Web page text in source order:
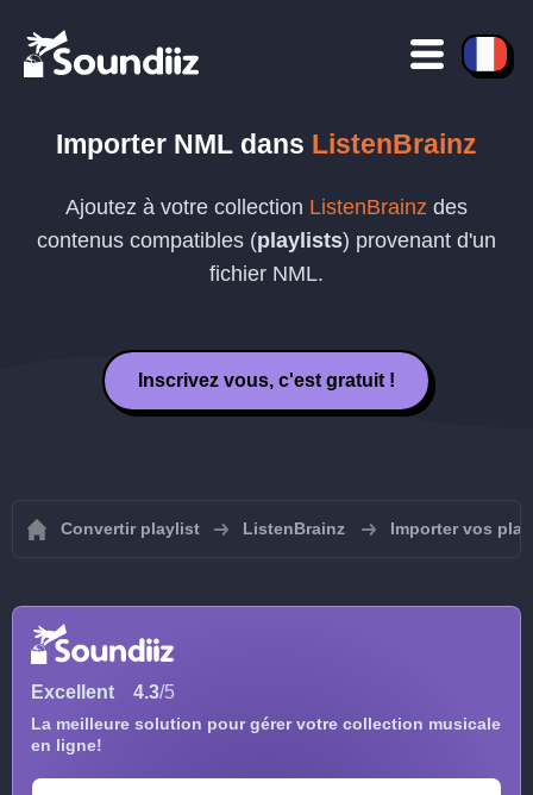
Importer NML dans ListenBrainz
Ajoutez à votre collection ListenBrainz des
contenus compatibles (playlists) provenant d'un
fichier NML.
Inscrivez vous, c'est gratuit !
Convertir playlist ListenBrainz Importer vos
Excellent 4.3/5
La meilleure solution pour gérer votre collection musicale
en ligne!